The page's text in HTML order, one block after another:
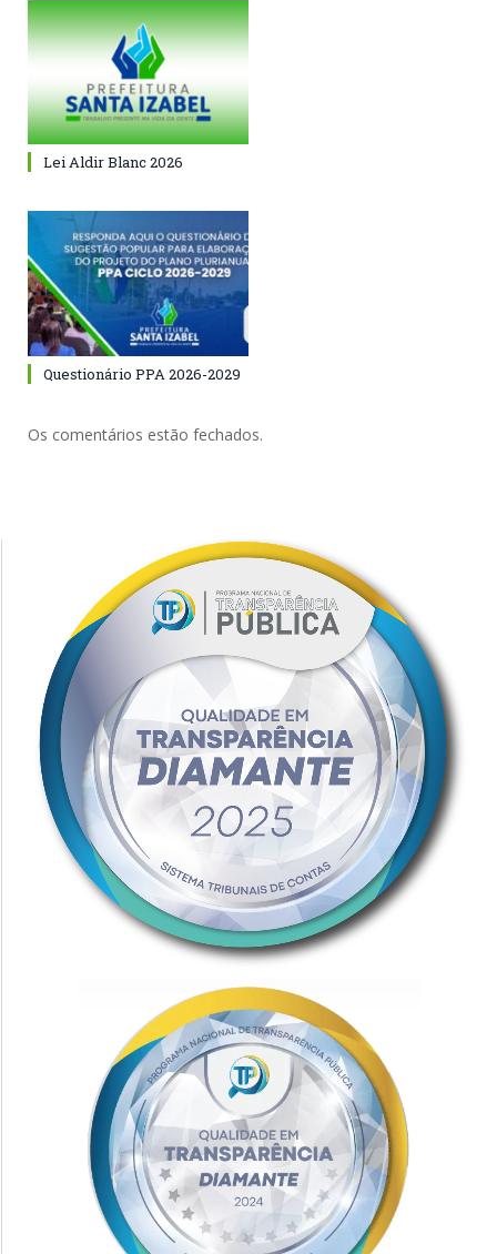
Lei Aldir Blanc 2026
Questionário PPA 2026-2029
Os comentários estão fechados.